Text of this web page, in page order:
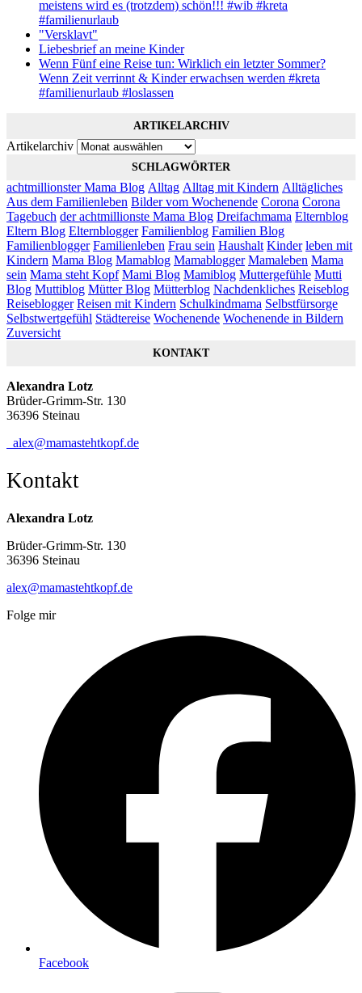
meistens wird es (trotzdem) schön!!! #wib #kreta
#familienurlaub
"Versklavt"
Liebesbrief an meine Kinder
Wenn Fünf eine Reise tun: Wirklich ein letzter Sommer?
Wenn Zeit verrinnt & Kinder erwachsen werden #kreta
#familienurlaub #loslassen
ARTIKELARCHIV
Artikelarchiv
SCHLAGWÖRTER
achtmillionster Mama Blog Alltag Alltag mit Kindern Alltägliches
Aus dem Familienleben Bilder vom Wochenende Corona Corona
Tagebuch der achtmillionste Mama Blog Dreifachmama Elternblog
Eltern Blog Elternblogger Familienblog Familien Blog
Familienblogger Familienleben Frau sein Haushalt Kinder leben mit
Kindern Mama Blog Mamablog Mamablogger Mamaleben Mama
sein Mama steht Kopf Mami Blog Mamiblog Muttergefühle Mutti
Blog Muttiblog Mütter Blog Mütterblog Nachdenkliches Reiseblog
Reiseblogger Reisen mit Kindern Schulkindmama Selbstfürsorge
Selbstwertgefühl Städtereise Wochenende Wochenende in Bildern
Zuversicht
KONTAKT
Alexandra Lotz
Brüder-Grimm-Str. 130
36396 Steinau
alex@mamastehtkopf.de
Kontakt
Alexandra Lotz
Brüder-Grimm-Str. 130
36396 Steinau
alex@mamastehtkopf.de
Folge mir
Facebook